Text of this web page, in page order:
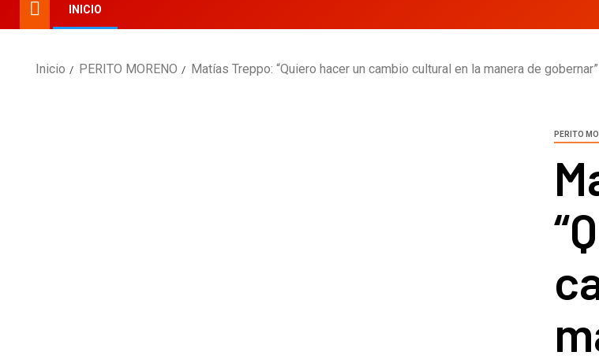
INICIO
Inicio PERITO MORENO Matías Treppo: “Quiero hacer un cambio cultural en la manera de gobernar”
PERITO